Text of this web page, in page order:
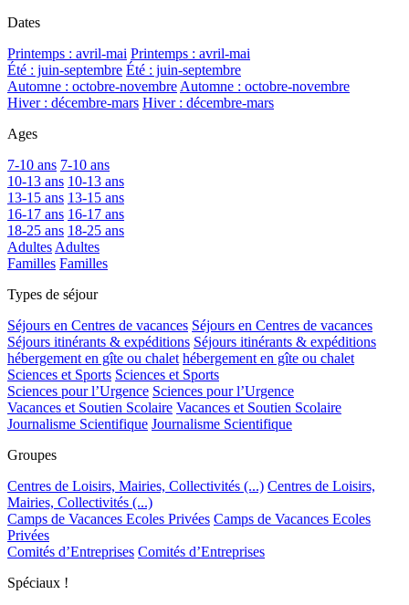
Dates
Printemps : avril-mai Printemps : avril-mai
Été : juin-septembre Été : juin-septembre
Automne : octobre-novembre Automne : octobre-novembre
Hiver : décembre-mars Hiver : décembre-mars
Ages
7-10 ans 7-10 ans
10-13 ans 10-13 ans
13-15 ans 13-15 ans
16-17 ans 16-17 ans
18-25 ans 18-25 ans
Adultes Adultes
Familles Familles
Types de séjour
Séjours en Centres de vacances Séjours en Centres de vacances
Séjours itinérants & expéditions Séjours itinérants & expéditions
hébergement en gîte ou chalet hébergement en gîte ou chalet
Sciences et Sports Sciences et Sports
Sciences pour l’Urgence Sciences pour l’Urgence
Vacances et Soutien Scolaire Vacances et Soutien Scolaire
Journalisme Scientifique Journalisme Scientifique
Groupes
Centres de Loisirs, Mairies, Collectivités (...) Centres de Loisirs,
Mairies, Collectivités (...)
Camps de Vacances Ecoles Privées Camps de Vacances Ecoles
Privées
Comités d’Entreprises Comités d’Entreprises
Spéciaux !